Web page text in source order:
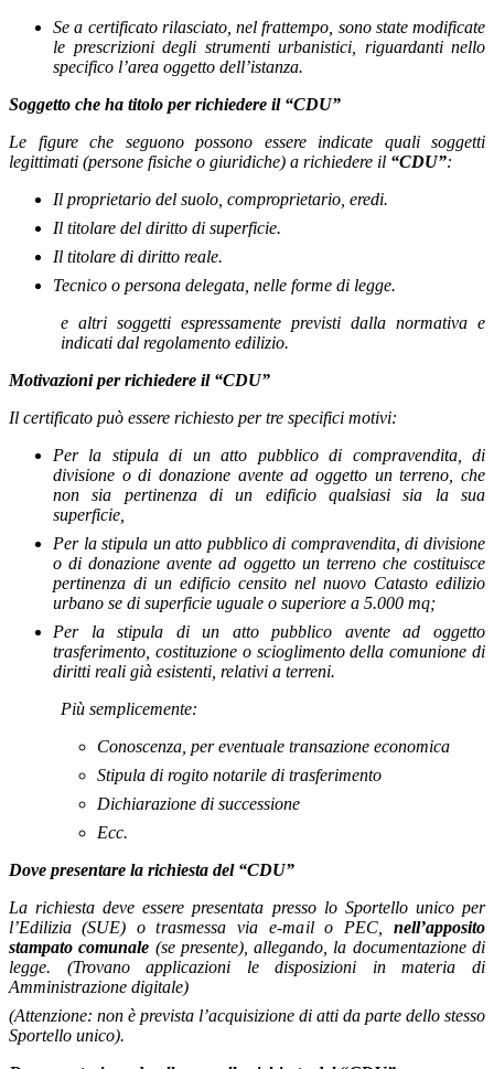
Se a certificato rilasciato, nel frattempo, sono state modificate
le prescrizioni degli strumenti urbanistici, riguardanti nello
specifico l’area oggetto dell’istanza.
Soggetto che ha titolo per richiedere il “CDU”
Le figure che seguono possono essere indicate quali soggetti
legittimati (persone fisiche o giuridiche) a richiedere il “CDU”:
Il proprietario del suolo, comproprietario, eredi.
Il titolare del diritto di superficie.
Il titolare di diritto reale.
Tecnico o persona delegata, nelle forme di legge.
e altri soggetti espressamente previsti dalla normativa e
indicati dal regolamento edilizio.
Motivazioni per richiedere il “CDU”
Il certificato può essere richiesto per tre specifici motivi:
Per la stipula di un atto pubblico di compravendita, di
divisione o di donazione avente ad oggetto un terreno, che
non sia pertinenza di un edificio qualsiasi sia la sua
superficie,
Per la stipula un atto pubblico di compravendita, di divisione
o di donazione avente ad oggetto un terreno che costituisce
pertinenza di un edificio censito nel nuovo Catasto edilizio
urbano se di superficie uguale o superiore a 5.000 mq;
Per la stipula di un atto pubblico avente ad oggetto
trasferimento, costituzione o scioglimento della comunione di
diritti reali già esistenti, relativi a terreni.
Più semplicemente:
Conoscenza, per eventuale transazione economica
Stipula di rogito notarile di trasferimento
Dichiarazione di successione
Ecc.
Dove presentare la richiesta del “CDU”
La richiesta deve essere presentata presso lo Sportello unico per
l’Edilizia (SUE) o trasmessa via e-mail o PEC, nell’apposito
stampato comunale (se presente), allegando, la documentazione di
legge. (Trovano applicazioni le disposizioni in materia di
Amministrazione digitale)
(Attenzione: non è prevista l’acquisizione di atti da parte dello stesso
Sportello unico).